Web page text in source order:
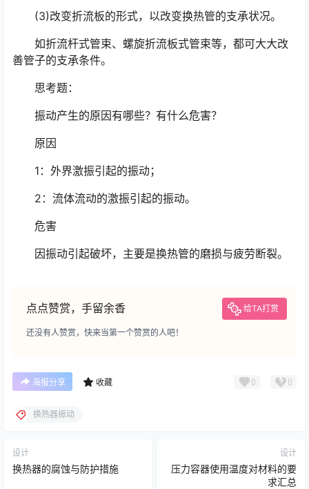
(3)改变折流板的形式，以改变换热管的支承状况。
如折流杆式管束、螺旋折流板式管束等，都可大大改
善管子的支承条件。
思考题：
振动产生的原因有哪些？有什么危害？
原因
1：外界激振引起的振动；
2：流体流动的激振引起的振动。
危害
因振动引起破坏，主要是换热管的磨损与疲劳断裂。
点点赞赏，手留余香 给TA打赏
还没有人赞赏，快来当第一个赞赏的人吧！
海报分享 收藏 0 0
换热器振动
设计
换热器的腐蚀与防护措施
设计
压力容器使用温度对材料的要
求汇总